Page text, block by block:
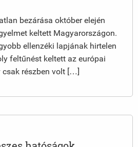
bezárása október elején
keltett Magyarországon.
ellenzéki lapjának hirtelen
feltűnést keltett az európai
részben volt […]